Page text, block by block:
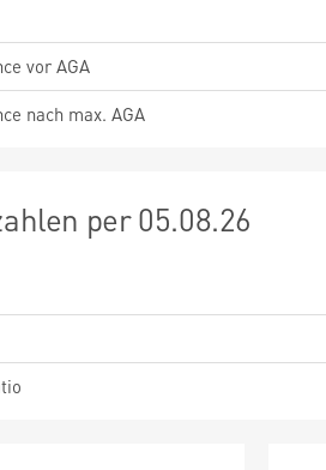
vor AGA
nach max. AGA
per 05.08.26